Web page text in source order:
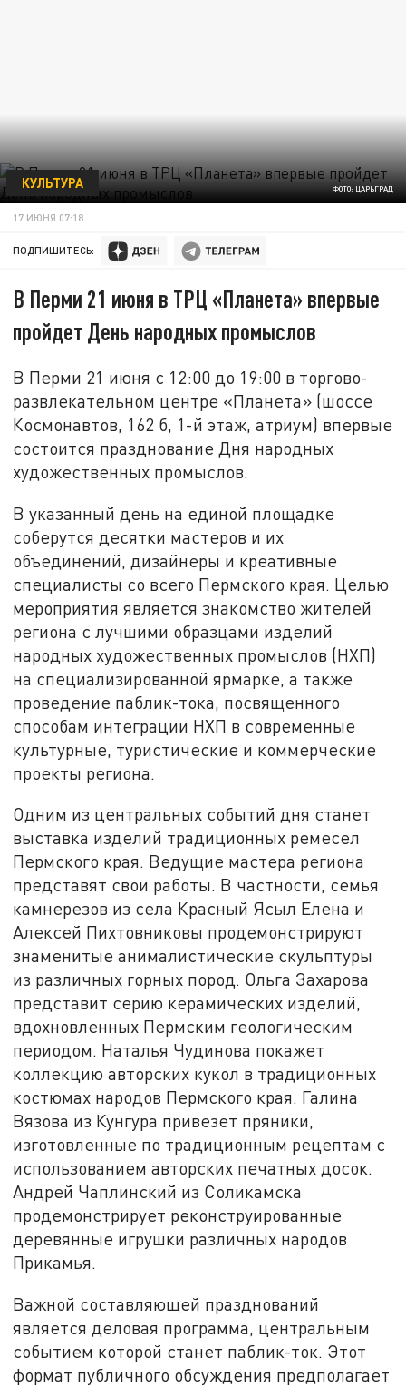
ФОТО: ЦАРЬГРАД
КУЛЬТУРА
17 ИЮНЯ 07:18
ПОДПИШИТЕСЬ:
В Перми 21 июня в ТРЦ «Планета» впервые
пройдет День народных промыслов
В Перми 21 июня с 12:00 до 19:00 в торгово-
развлекательном центре «Планета» (шоссе
Космонавтов, 162 б, 1-й этаж, атриум) впервые
состоится празднование Дня народных
художественных промыслов.
В указанный день на единой площадке
соберутся десятки мастеров и их
объединений, дизайнеры и креативные
специалисты со всего Пермского края. Целью
мероприятия является знакомство жителей
региона с лучшими образцами изделий
народных художественных промыслов (НХП)
на специализированной ярмарке, а также
проведение паблик-тока, посвященного
способам интеграции НХП в современные
культурные, туристические и коммерческие
проекты региона.
Одним из центральных событий дня станет
выставка изделий традиционных ремесел
Пермского края. Ведущие мастера региона
представят свои работы. В частности, семья
камнерезов из села Красный Ясыл Елена и
Алексей Пихтовниковы продемонстрируют
знаменитые анималистические скульптуры
из различных горных пород. Ольга Захарова
представит серию керамических изделий,
вдохновленных Пермским геологическим
периодом. Наталья Чудинова покажет
коллекцию авторских кукол в традиционных
костюмах народов Пермского края. Галина
Вязова из Кунгура привезет пряники,
изготовленные по традиционным рецептам с
использованием авторских печатных досок.
Андрей Чаплинский из Соликамска
продемонстрирует реконструированные
деревянные игрушки различных народов
Прикамья.
Важной составляющей празднований
является деловая программа, центральным
событием которой станет паблик-ток. Этот
формат публичного обсуждения предполагает